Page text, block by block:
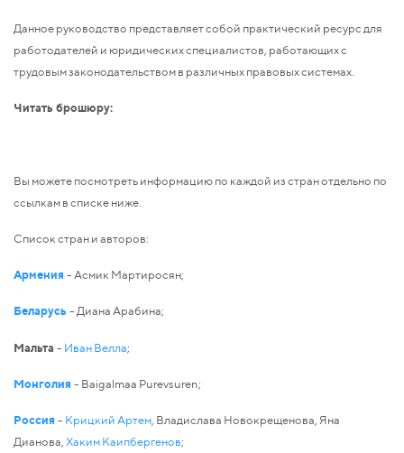
Данное руководство представляет собой практический ресурс для
работодателей и юридических специалистов, работающих с
трудовым законодательством в различных правовых системах.
Читать брошюру:
Вы можете посмотреть информацию по каждой из стран отдельно по
ссылкам в списке ниже.
Список стран и авторов:
Армения - Асмик Мартиросян;
Беларусь- Диана Арабина;
Мальта - Иван Велла;
Монголия - Baigalmaa Purevsuren;
Россия - Крицкий Артем , Владислава Новокрещенова, Яна
Дианова, Хаким Каипбергенов;